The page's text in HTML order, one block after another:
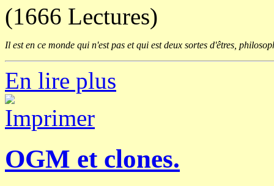
(1666 Lectures)
Il est en ce monde qui n'est pas et qui est deux sortes d'êtres,
En lire plus
OGM et clones.